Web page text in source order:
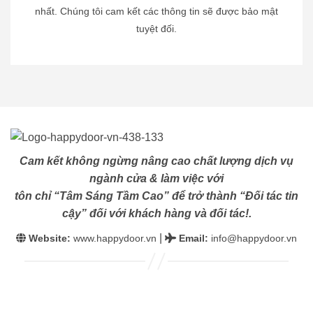
nhất. Chúng tôi cam kết các thông tin sẽ được bảo mật
tuyệt đối.
Cam kết không ngừng nâng cao chất lượng dịch vụ
ngành cửa & làm việc với
tôn chỉ “Tâm Sáng Tầm Cao” để trở thành “Đối tác tin
cậy” đối với khách hàng và đối tác!.
Website: www.happydoor.vn Email: info@happydoor.vn